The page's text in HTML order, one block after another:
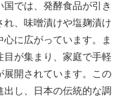
では、発酵食品が引き
れ、味噌漬けや塩麹漬け
に広がっています。ま
目が集まり、家庭で手軽
展開されています。この
出し、日本の伝統的な調